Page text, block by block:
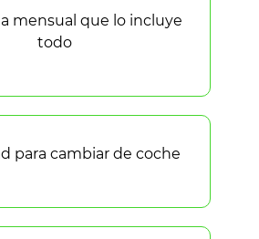
mensual que lo incluye
todo
para cambiar de coche